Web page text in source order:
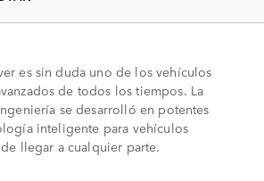
es sin duda uno de los vehículos
de todos los tiempos. La
se desarrolló en potentes
inteligente para vehículos
llegar a cualquier parte.